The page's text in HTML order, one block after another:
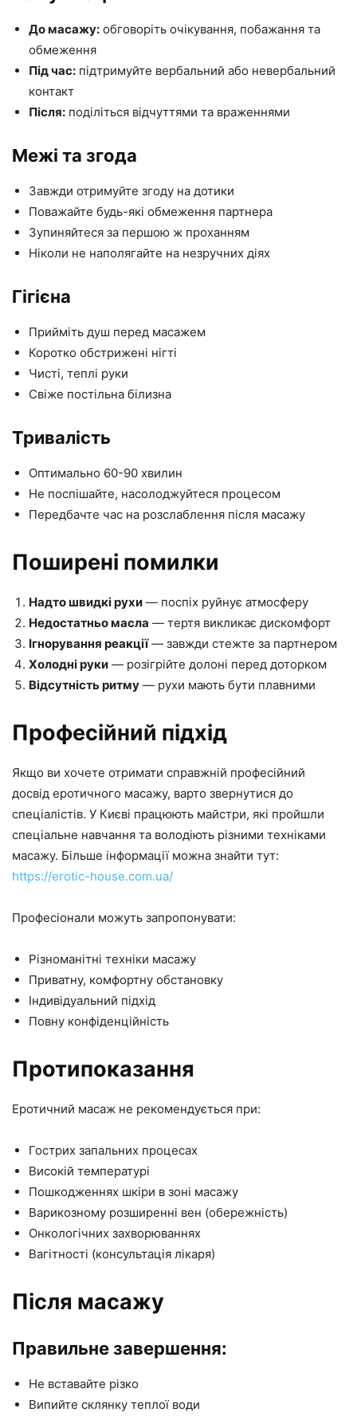
До масажу: обговоріть очікування, побажання та
обмеження
Під час: підтримуйте вербальний або невербальний
контакт
Після: поділіться відчуттями та враженнями
Межі та згода
Завжди отримуйте згоду на дотики
Поважайте будь-які обмеження партнера
Зупиняйтеся за першою ж проханням
Ніколи не наполягайте на незручних діях
Гігієна
Прийміть душ перед масажем
Коротко обстрижені нігті
Чисті, теплі руки
Свіже постільна білизна
Тривалість
Оптимально 60-90 хвилин
Не поспішайте, насолоджуйтеся процесом
Передбачте час на розслаблення після масажу
Поширені помилки
Надто швидкі рухи — поспіх руйнує атмосферу
Недостатньо масла — тертя викликає дискомфорт
Ігнорування реакції— завжди стежте за партнером
Холодні руки — розігрійте долоні перед доторком
Відсутність ритму — рухи мають бути плавними
Професійний підхід
Якщо ви хочете отримати справжній професійний
досвід еротичного масажу, варто звернутися до
спеціалістів. У Києві працюють майстри, які пройшли
спеціальне навчання та володіють різними техніками
масажу. Більше інформації можна знайти тут:
https://erotic-house.com.ua/
Професіонали можуть запропонувати:
Різноманітні техніки масажу
Приватну, комфортну обстановку
Індивідуальний підхід
Повну конфіденційність
Протипоказання
Еротичний масаж не рекомендується при:
Гострих запальних процесах
Високій температурі
Пошкодженнях шкіри в зоні масажу
Варикозному розширенні вен (обережність)
Онкологічних захворюваннях
Вагітності (консультація лікаря)
Після масажу
Правильне завершення:
Не вставайте різко
Випийте склянку теплої води